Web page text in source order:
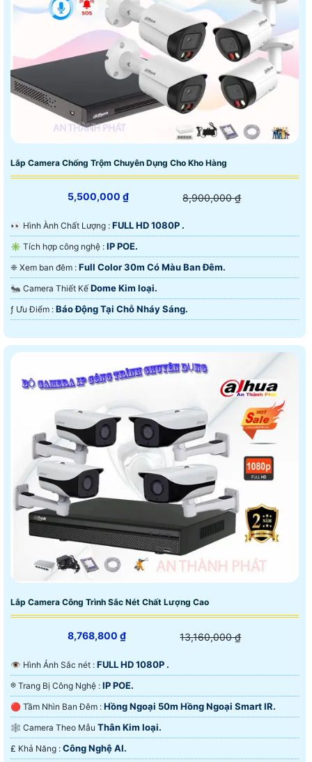
Lắp Camera Chống Trộm Chuyên Dụng Cho Kho Hàng
5,500,000 ₫ 8,900,000 ₫
️👀 Hình Ành Chất Lượng : FULL HD 1080P .
✳️ Tích hợp công nghệ : IP POE.
❈ Xem ban đêm : Full Color 30m Có Màu Ban Ðêm.
🐜 Camera Thiết Kế Dome Kim loại.
️ƒ Ưu Điểm : Báo Động Tại Chỗ Nháy Sáng.
Lắp Camera Công Trình Sắc Nét Chất Lượng Cao
8,768,800 ₫ 13,160,000 ₫
👁 Hình Ảnh Sắc nét : FULL HD 1080P .
®️ Trang Bị Công Nghệ : IP POE.
🔴 Tầm Nhìn Ban Đêm : Hồng Ngoại 50m Hồng Ngoại Smart IR.
🕸️ Camera Theo Mẫu Thân Kim loại.
️₤ Khả Năng : Công Nghệ AI.